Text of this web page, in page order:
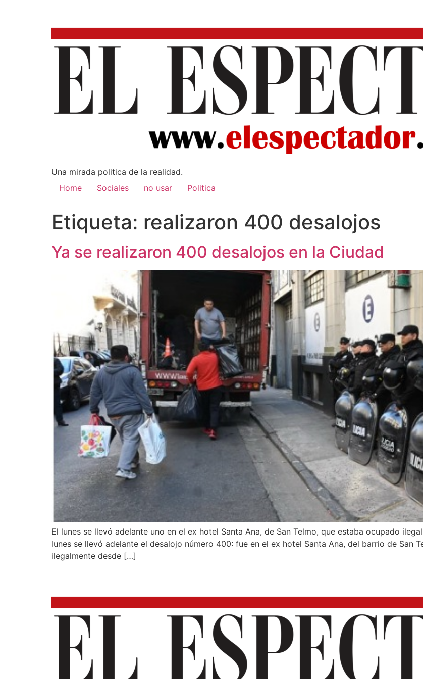
Una mirada poli­tica de la realidad.
Home
Sociales no usar Politica
Etiqueta: realizaron 400 desalojos
Ya se realizaron 400 desalojos en la Ciudad
El lunes se llevó adelante uno en el ex hotel Santa Ana, de San Telmo, que estaba ocupado
lunes se llevó adelante el desalojo número 400: fue en el ex hotel Santa Ana, del barrio de San
ilegalmente desde […]